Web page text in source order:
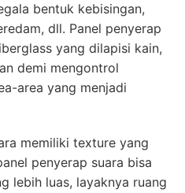
bentuk kebisingan,
dll. Panel penyerap
yang dilapisi kain,
demi mengontrol
area yang menjadi
memiliki texture yang
penyerap suara bisa
lebih luas, layaknya ruang